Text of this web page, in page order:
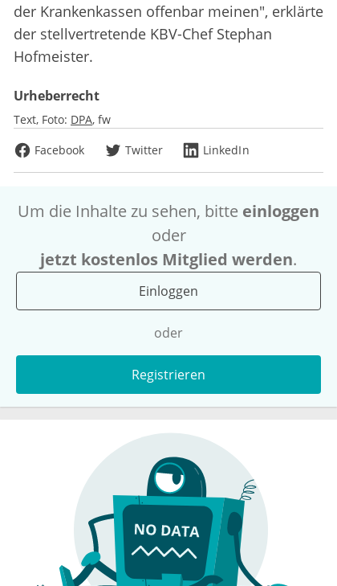
der Krankenkassen offenbar meinen", erklärte
der stellvertretende KBV-Chef Stephan
Hofmeister.
Urheberrecht
Text, Foto: DPA fw
Facebook
Twitter LinkedIn
Um die Inhalte zu sehen, bitte einloggen
oder
jetzt kostenlos Mitglied werden.
Einloggen
oder
Registrieren